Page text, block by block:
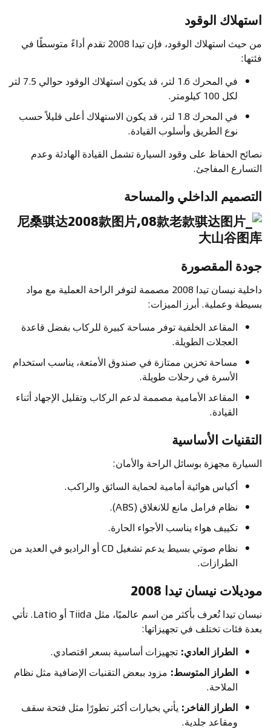
استهلاك الوقود
من حيث استهلاك الوقود، فإن تيدا 2008 تقدم أداءً متوسطًا في
فئتها:
في المحرك 1.6 لتر، قد يكون استهلاك الوقود حوالي 7.5 لتر
لكل 100 كيلومتر.
في المحرك 1.8 لتر، قد يكون الاستهلاك أعلى قليلاً حسب
نوع الطريق وأسلوب القيادة.
نصائح الحفاظ على وقود السيارة تشمل القيادة الهادئة وعدم
التسارع المفاجئ.
التصميم الداخلي والمساحة
جودة المقصورة
داخلية نيسان تيدا 2008 مصممة لتوفر الراحة العملية مع مواد
بسيطة وعملية. أبرز الميزات:
المقاعد الخلفية توفر مساحة كبيرة للركاب بفضل قاعدة
العجلات الطويلة.
مساحة تخزين ممتازة في صندوق الأمتعة، يناسب استخدام
الأسرة في رحلات طويلة.
المقاعد الأمامية مصممة لدعم الركاب وتقليل الإجهاد أثناء
القيادة.
التقنيات الأساسية
السيارة مجهزة بوسائل الراحة والأمان:
أكياس هوائية أمامية لحماية السائق والراكب.
نظام فرامل مانع للانغلاق (ABS).
تكييف هواء يناسب الأجواء الحارة.
نظام صوتي بسيط يدعم تشغيل CD أو الراديو في العديد من
الطرازات.
موديلات نيسان تيدا 2008
نيسان تيدا تُعرف بأكثر من اسم عالميًا، مثل Tiida أو Latio. تأتي
بعدة فئات تختلف في تجهيزاتها:
الطراز العادي: تجهيزات أساسية بسعر اقتصادي.
الطراز المتوسط: مزود ببعض التقنيات الإضافية مثل نظام
الملاحة.
الطراز الفاخر: يأتي بخيارات أكثر تطورًا مثل فتحة سقف
ومقاعد جلدية.